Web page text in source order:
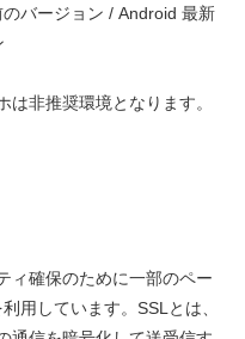
バージョン / Android 最新
非推奨環境となります。
ィ確保のために一部のペー
用しています。SSLとは、